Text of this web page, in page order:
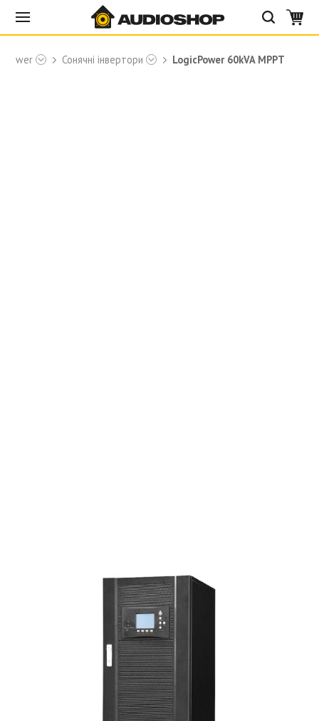
Сонячні інвертори LogicPower 60kVA MPPT